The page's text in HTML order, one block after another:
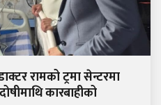
रामको ट्रमा सेन्टरमा
कारबाहीको